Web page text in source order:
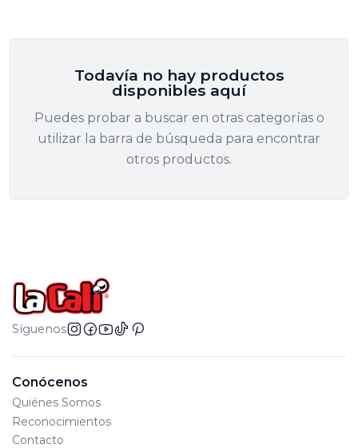
Todavía no hay productos
disponibles aquí
Puedes probar a buscar en otras categorías o
utilizar la barra de búsqueda para encontrar
otros productos.
Síguenos
Conócenos
Quiénes Somos
Reconocimientos
Contacto